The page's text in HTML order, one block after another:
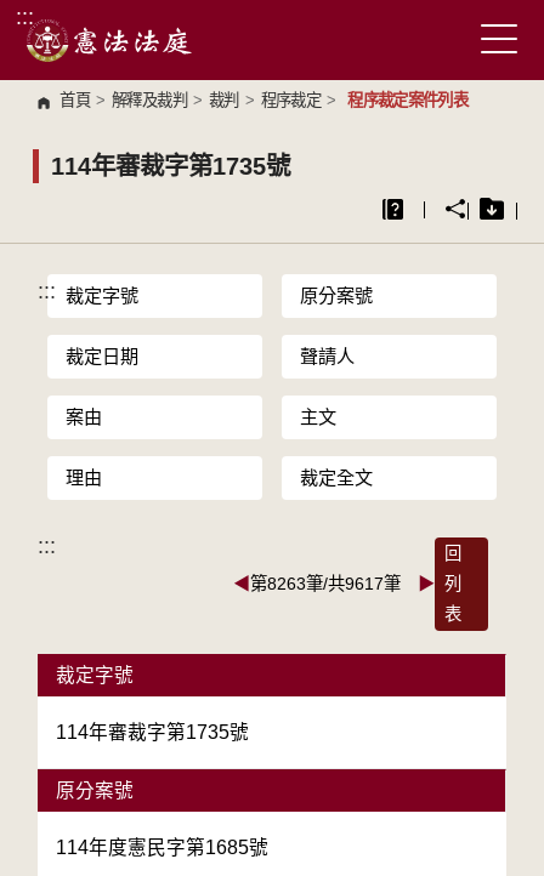
跳到主要內容區塊
:::
首頁 > 解釋及裁判 > 裁判 > 程序裁定 > 程序裁定案件列表
114年審裁字第1735號
::: 裁定字號 原分案號
裁定日期 聲請人
案由 主文
理由 裁定全文
:::
◀第8263筆/共9617筆 ▶
回
列
表
裁定字號
114年審裁字第1735號
原分案號
114年度憲民字第1685號